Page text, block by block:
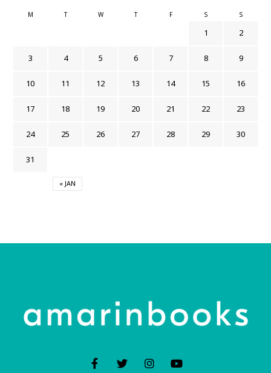
M T W T F S S
1 2
3 4 5 6 7 8 9
10 11 12 13 14 15 16
17 18 19 20 21 22 23
24 25 26 27 28 29 30
31
« JAN